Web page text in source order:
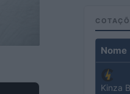
Nome
Kinza